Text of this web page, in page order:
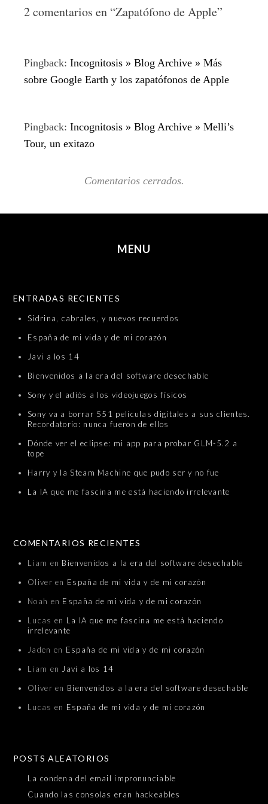
2 comentarios en “Zapatófono de Apple”
Pingback: Incognitosis » Blog Archive » Más
sobre Google Earth y los zapatófonos de Apple
Pingback: Incognitosis » Blog Archive » Melli’s
Tour, un exitazo
Comentarios cerrados.
MENU
ENTRADAS RECIENTES
Sidrina, cabrales, y nuevos recuerdos
España de mi vida y de mi corazón
Javi a los 14
Bienvenidos a la era del software desechable
Sony y el adiós a los videojuegos físicos
Sony va a borrar 551 películas digitales a sus clientes.
Recordatorio: nunca fueron de ellos
Dónde ver el eclipse: mi app para probar GLM-5.2 a
tope
Harry y la Steam Machine que pudo ser y no fue
La IA que me fascina me está haciendo irrelevante
COMENTARIOS RECIENTES
Liam en Bienvenidos a la era del software desechable
Oliver en España de mi vida y de mi corazón
Noah en España de mi vida y de mi corazón
Lucas en La IA que me fascina me está haciendo
irrelevante
Jaden en España de mi vida y de mi corazón
Liam en Javi a los 14
Oliver en Bienvenidos a la era del software desechable
Lucas en España de mi vida y de mi corazón
POSTS ALEATORIOS
La condena del email impronunciable
Cuando las consolas eran hackeables